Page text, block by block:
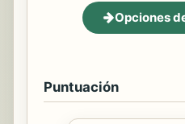
Opciones
Puntuación